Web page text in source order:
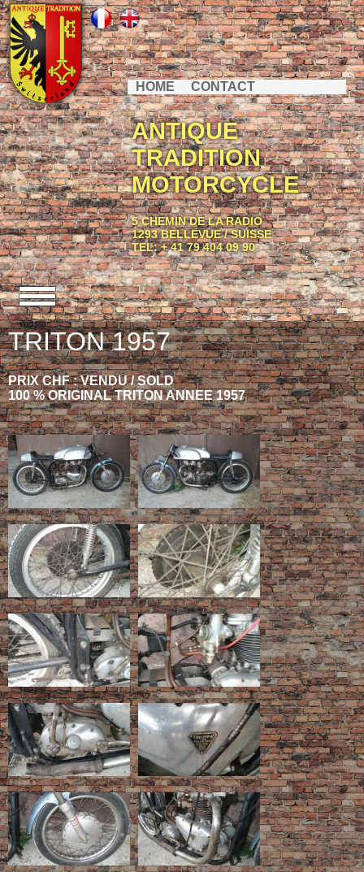
HOME CONTACT
ANTIQUE
TRADITION
MOTORCYCLE
5 CHEMIN DE LA RADIO
1293 BELLEVUE / SUISSE
TEL: + 41 79 404 09 90
TRITON 1957
PRIX CHF : VENDU / SOLD
100 % ORIGINAL TRITON ANNEE 1957